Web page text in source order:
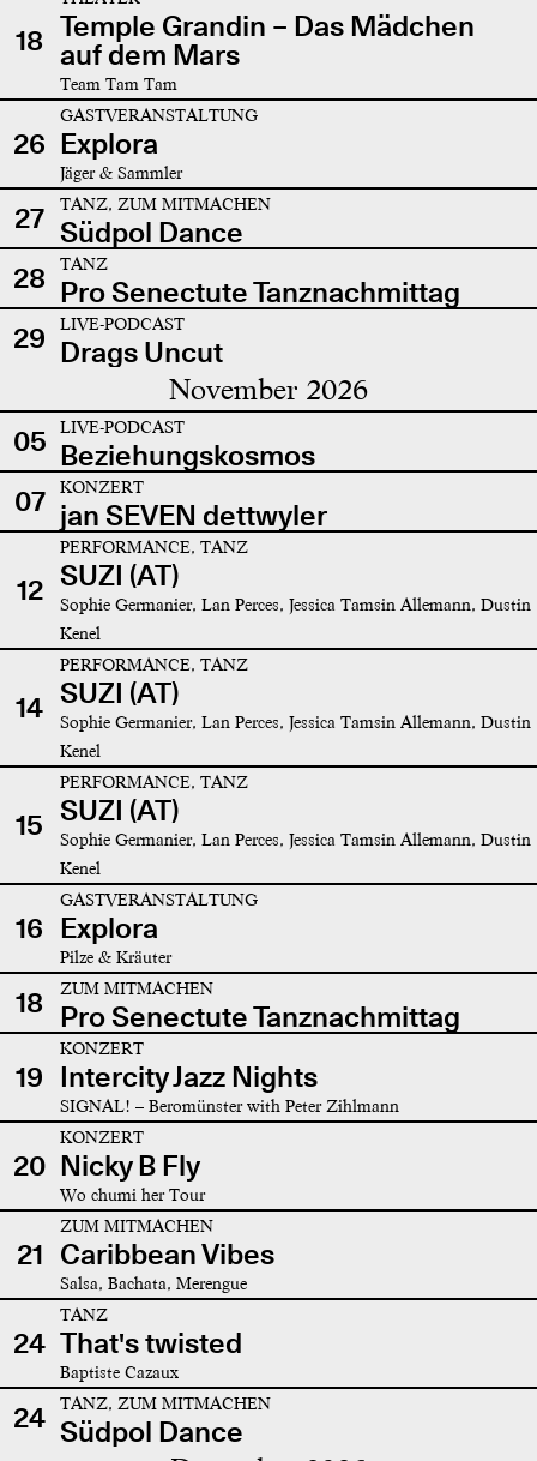
18 Temple Grandin – Das Mädchen
auf dem Mars
Team Tam Tam
26
GASTVERANSTALTUNG
Explora
Jäger & Sammler
27 TANZ, ZUM MITMACHEN
Südpol Dance
28
TANZ
Pro Senectute Tanznachmittag
29
LIVE-PODCAST
Drags Uncut
November 2026
05 LIVE-PODCAST
Beziehungskosmos
07
KONZERT
jan SEVEN dettwyler
12
PERFORMANCE, TANZ
SUZI (AT)
Sophie Germanier, Lan Perces, Jessica Tamsin Allemann, Dustin
Kenel
14
PERFORMANCE, TANZ
SUZI (AT)
Sophie Germanier, Lan Perces, Jessica Tamsin Allemann, Dustin
Kenel
15
PERFORMANCE, TANZ
SUZI (AT)
Sophie Germanier, Lan Perces, Jessica Tamsin Allemann, Dustin
Kenel
16
GASTVERANSTALTUNG
Explora
Pilze & Kräuter
18 ZUM MITMACHEN
Pro Senectute Tanznachmittag
19
KONZERT
Intercity Jazz Nights
SIGNAL! – Beromünster with Peter Zihlmann
20
KONZERT
Nicky B Fly
Wo chumi her Tour
21
ZUM MITMACHEN
Caribbean Vibes
Salsa, Bachata, Merengue
24
TANZ
That's twisted
Baptiste Cazaux
24 TANZ, ZUM MITMACHEN
Südpol Dance